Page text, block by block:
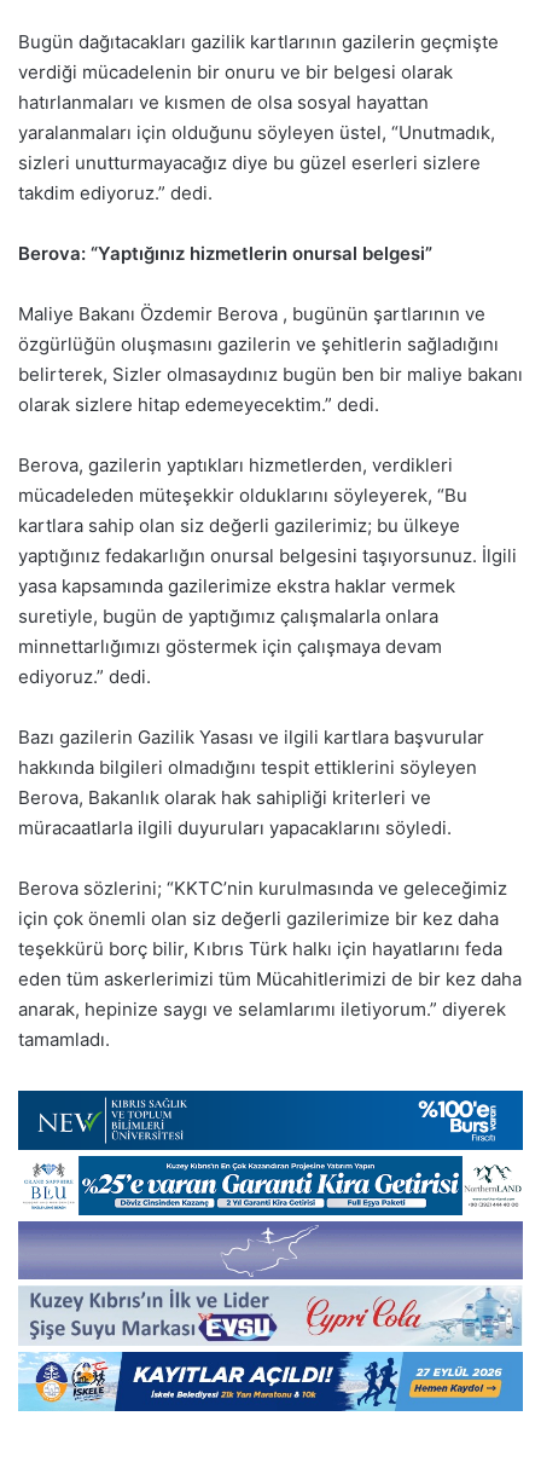
Bugün dağıtacakları gazilik kartlarının gazilerin geçmişte
verdiği mücadelenin bir onuru ve bir belgesi olarak
hatırlanmaları ve kısmen de olsa sosyal hayattan
yaralanmaları için olduğunu söyleyen üstel, “Unutmadık,
sizleri unutturmayacağız diye bu güzel eserleri sizlere
takdim ediyoruz.” dedi.
Berova: “Yaptığınız hizmetlerin onursal belgesi”
Maliye Bakanı Özdemir Berova , bugünün şartlarının ve
özgürlüğün oluşmasını gazilerin ve şehitlerin sağladığını
belirterek, Sizler olmasaydınız bugün ben bir maliye bakanı
olarak sizlere hitap edemeyecektim.” dedi.
Berova, gazilerin yaptıkları hizmetlerden, verdikleri
mücadeleden müteşekkir olduklarını söyleyerek, “Bu
kartlara sahip olan siz değerli gazilerimiz; bu ülkeye
yaptığınız fedakarlığın onursal belgesini taşıyorsunuz. İlgili
yasa kapsamında gazilerimize ekstra haklar vermek
suretiyle, bugün de yaptığımız çalışmalarla onlara
minnettarlığımızı göstermek için çalışmaya devam
ediyoruz.” dedi.
Bazı gazilerin Gazilik Yasası ve ilgili kartlara başvurular
hakkında bilgileri olmadığını tespit ettiklerini söyleyen
Berova, Bakanlık olarak hak sahipliği kriterleri ve
müracaatlarla ilgili duyuruları yapacaklarını söyledi.
Berova sözlerini; “KKTC’nin kurulmasında ve geleceğimiz
için çok önemli olan siz değerli gazilerimize bir kez daha
teşekkürü borç bilir, Kıbrıs Türk halkı için hayatlarını feda
eden tüm askerlerimizi tüm Mücahitlerimizi de bir kez daha
anarak, hepinize saygı ve selamlarımı iletiyorum.” diyerek
tamamladı.